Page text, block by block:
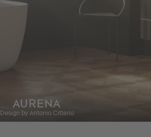
AURENA
Design by Antonio Citterio